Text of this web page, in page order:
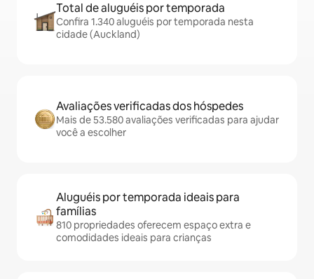
Total de aluguéis por temporada
Confira 1.340 aluguéis por temporada nesta
cidade (Auckland)
Avaliações verificadas dos hóspedes
Mais de 53.580 avaliações verificadas para ajudar
você a escolher
Aluguéis por temporada ideais para
famílias
810 propriedades oferecem espaço extra e
comodidades ideais para crianças